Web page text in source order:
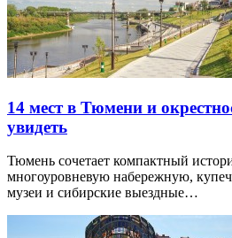
14 мест в Тюмени и
увидеть
Тюмень сочетает компактный
многоуровневую набережную,
музеи и сибирские выездные…